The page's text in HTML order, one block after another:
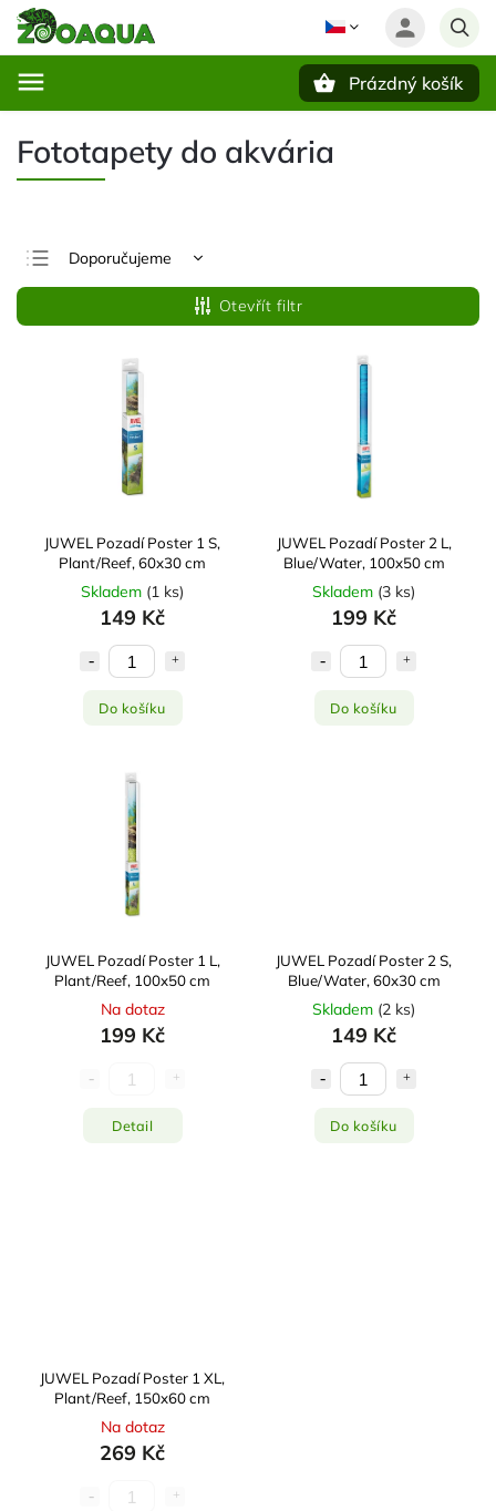
Prázdný košík
Fototapety do akvária
Doporučujeme
Nejlevnější
Nejdražší
Nejprodávanější
Abecedně
Otevřít filtr
JUWEL Pozadí Poster 1 S,
Plant/Reef, 60x30 cm
Skladem (1 ks)
149 Kč
Do košíku
JUWEL Pozadí Poster 2 L,
Blue/Water, 100x50 cm
Skladem (3 ks)
199 Kč
Do košíku
JUWEL Pozadí Poster 1 L,
Plant/Reef, 100x50 cm
Na dotaz
199 Kč
Detail
JUWEL Pozadí Poster 2 S,
Blue/Water, 60x30 cm
Skladem (2 ks)
149 Kč
Do košíku
JUWEL Pozadí Poster 1 XL,
Plant/Reef, 150x60 cm
Na dotaz
269 Kč